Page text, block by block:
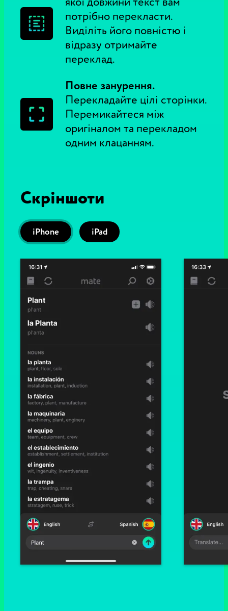
потрібно перекласти.
Виділіть його повністю і
відразу отримайте
переклад.
Повне занурення.
Перекладайте цілі сторінки.
Перемикайтеся між
оригіналом та перекладом
одним клацанням.
Скріншоти
iPhone iPad